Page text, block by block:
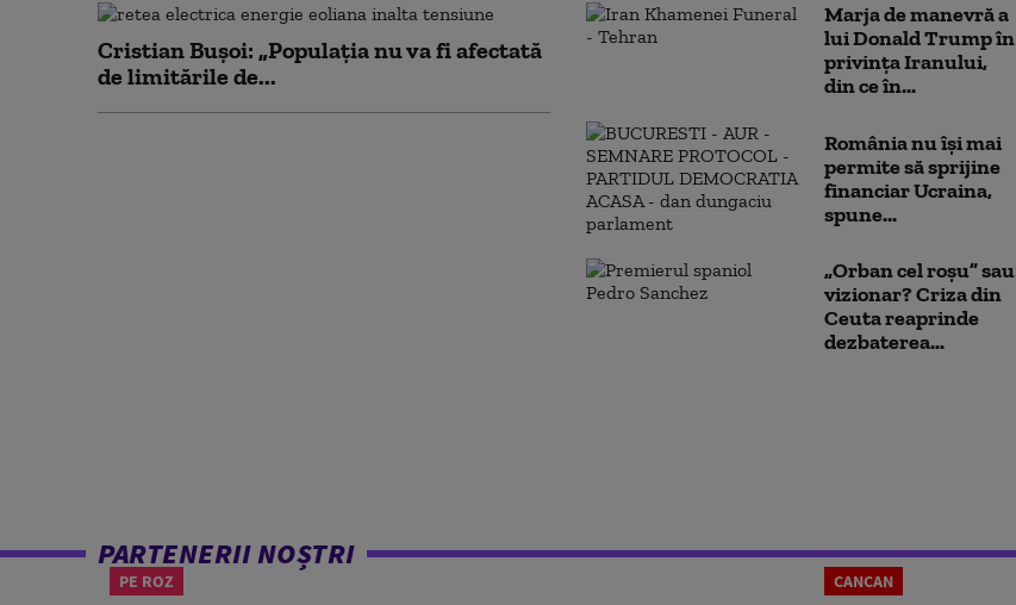
Cristian Bușoi: „Populația nu va fi afectată
de limitările de...
Marja de manevră a
lui Donald Trump în
privința Iranului,
din ce în...
România nu își mai
permite să sprijine
financiar Ucraina,
spune...
„Orban cel roșu” sau
vizionar? Criza din
Ceuta reaprinde
dezbaterea...
PARTENERII NOȘTRI
PE ROZ CANCAN